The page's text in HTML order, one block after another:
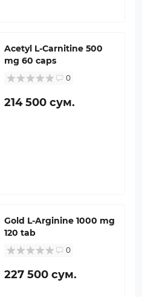
Acetyl L-Carnitine 500
mg 60 caps
0
214 500 сум.
Gold L-Arginine 1000 mg
120 tab
0
227 500 сум.